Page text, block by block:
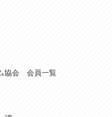
協会 会員一覧